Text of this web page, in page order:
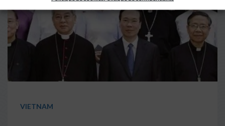
VIETNAM